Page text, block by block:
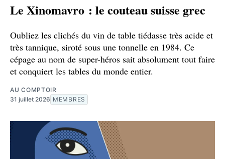
Le Xinomavro : le couteau suisse grec
Oubliez les clichés du vin de table tiédasse très acide et
très tannique, siroté sous une tonnelle en 1984. Ce
cépage au nom de super-héros sait absolument tout faire
et conquiert les tables du monde entier.
AU COMPTOIR
31 juillet 2026 MEMBRES